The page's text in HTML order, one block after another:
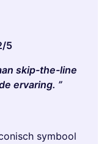
/5
skip-the-line
ervaring.
symbool